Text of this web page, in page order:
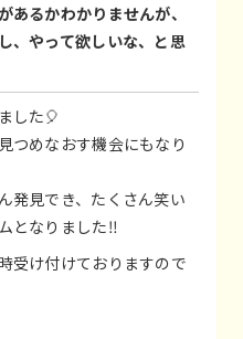
あるかわかりませんが、
、やって欲しいな、と思
した🎈
つめなおす機会にもなり
発見でき、たくさん笑い
となりました‼️
受け付けておりますので